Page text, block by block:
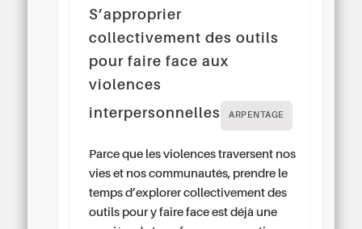
S’approprier
collectivement des outils
pour faire face aux
violences
interpersonnelles
ARPENTAGE
Parce que les violences traversent nos
vies et nos communautés, prendre le
temps d’explorer collectivement des
outils pour y faire face est déjà une